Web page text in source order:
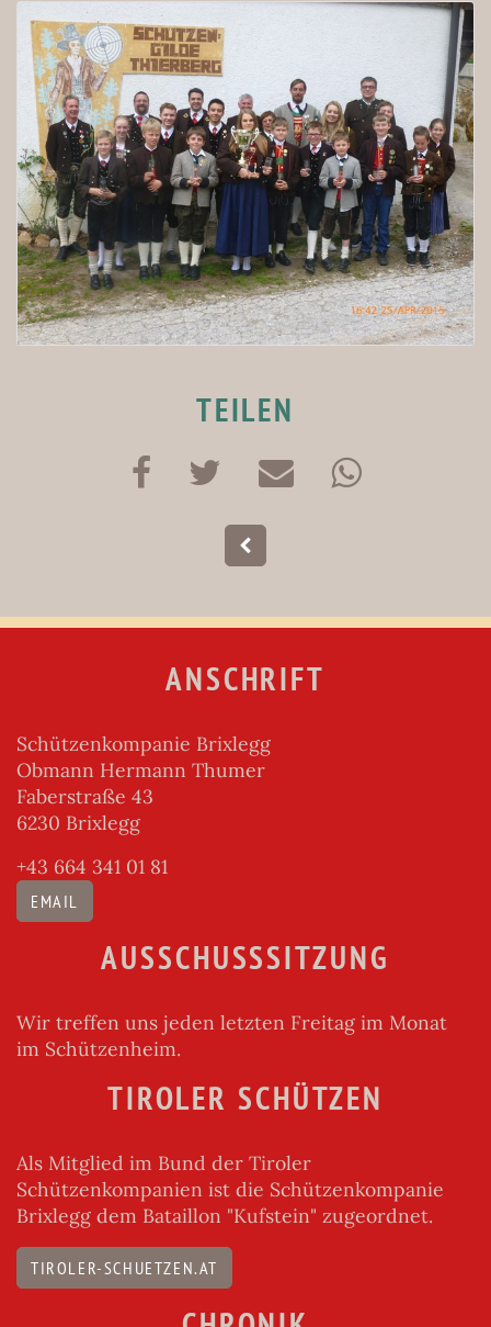
TEILEN
ANSCHRIFT
Schützenkompanie Brixlegg
Obmann Hermann Thumer
Faberstraße 43
6230 Brixlegg
+43 664 341 01 81
EMAIL
AUSSCHUSSSITZUNG
Wir treffen uns jeden letzten Freitag im Monat
im Schützenheim.
TIROLER SCHÜTZEN
Als Mitglied im Bund der Tiroler
Schützenkompanien ist die Schützenkompanie
Brixlegg dem Bataillon "Kufstein" zugeordnet.
TIROLER-SCHUETZEN.AT